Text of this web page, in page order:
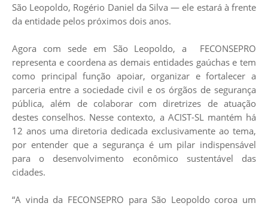
São Leopoldo, Rogério Daniel da Silva — ele estará à frente
da entidade pelos próximos dois anos.
Agora com sede em São Leopoldo, a FECONSEPRO
representa e coordena as demais entidades gaúchas e tem
como principal função apoiar, organizar e fortalecer a
parceria entre a sociedade civil e os órgãos de segurança
pública, além de colaborar com diretrizes de atuação
destes conselhos. Nesse contexto, a ACIST-SL mantém há
12 anos uma diretoria dedicada exclusivamente ao tema,
por entender que a segurança é um pilar indispensável
para o desenvolvimento econômico sustentável das
cidades.
“A vinda da FECONSEPRO para São Leopoldo coroa um